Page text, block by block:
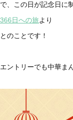
で、この日が記念日に
366日への旅より
とのことです！
エントリーでも中華ま